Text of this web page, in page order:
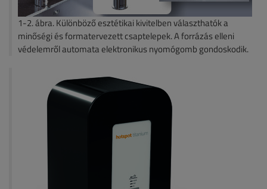
1-2. ábra. ​Különböző esztétikai kivitelben választhatók a
minőségi és formatervezett csaptelepek. A forrázás elleni
védelemről automata elektronikus nyomógomb gondoskodik.